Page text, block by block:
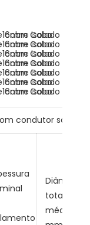
condutor sólido
Diâmetro
total
médio